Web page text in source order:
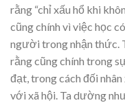
rằng “chỉ xấu hổ khi
cũng chính vì việc học
người trong nhận thức.
rằng cũng chính trong
đạt, trong cách đối
với xã hội. Ta dường